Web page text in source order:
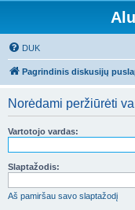
DUK
Pagrindinis diskusijų
Norėdami peržiūrėti
Vartotojo vardas:
Slaptažodis:
Aš pamiršau savo slaptažodį